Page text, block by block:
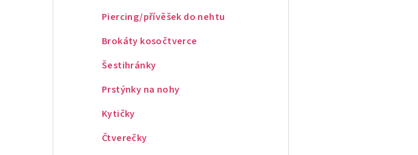
Piercing/přívěšek do nehtu
Brokáty kosočtverce
Šestihránky
Prstýnky na nohy
Kytičky
Čtverečky